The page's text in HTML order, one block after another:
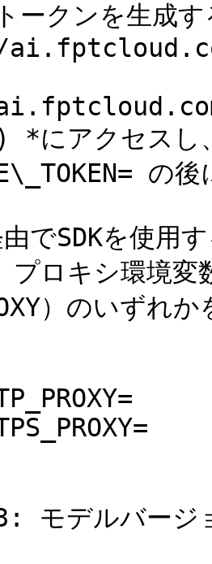
ークンを生成
アクセスし
の
でSDKを使用
プロキシ環境変
）のいずれ
モデルバージ